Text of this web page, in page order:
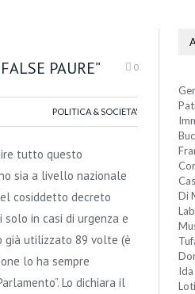
PAURE” 0
POLITICA & SOCIETA'
tutto questo
sia a livello nazionale
cosiddetto decreto
in casi di urgenza e
già utilizzato 89 volte (è
lo ha sempre
Lo dichiara il
Di